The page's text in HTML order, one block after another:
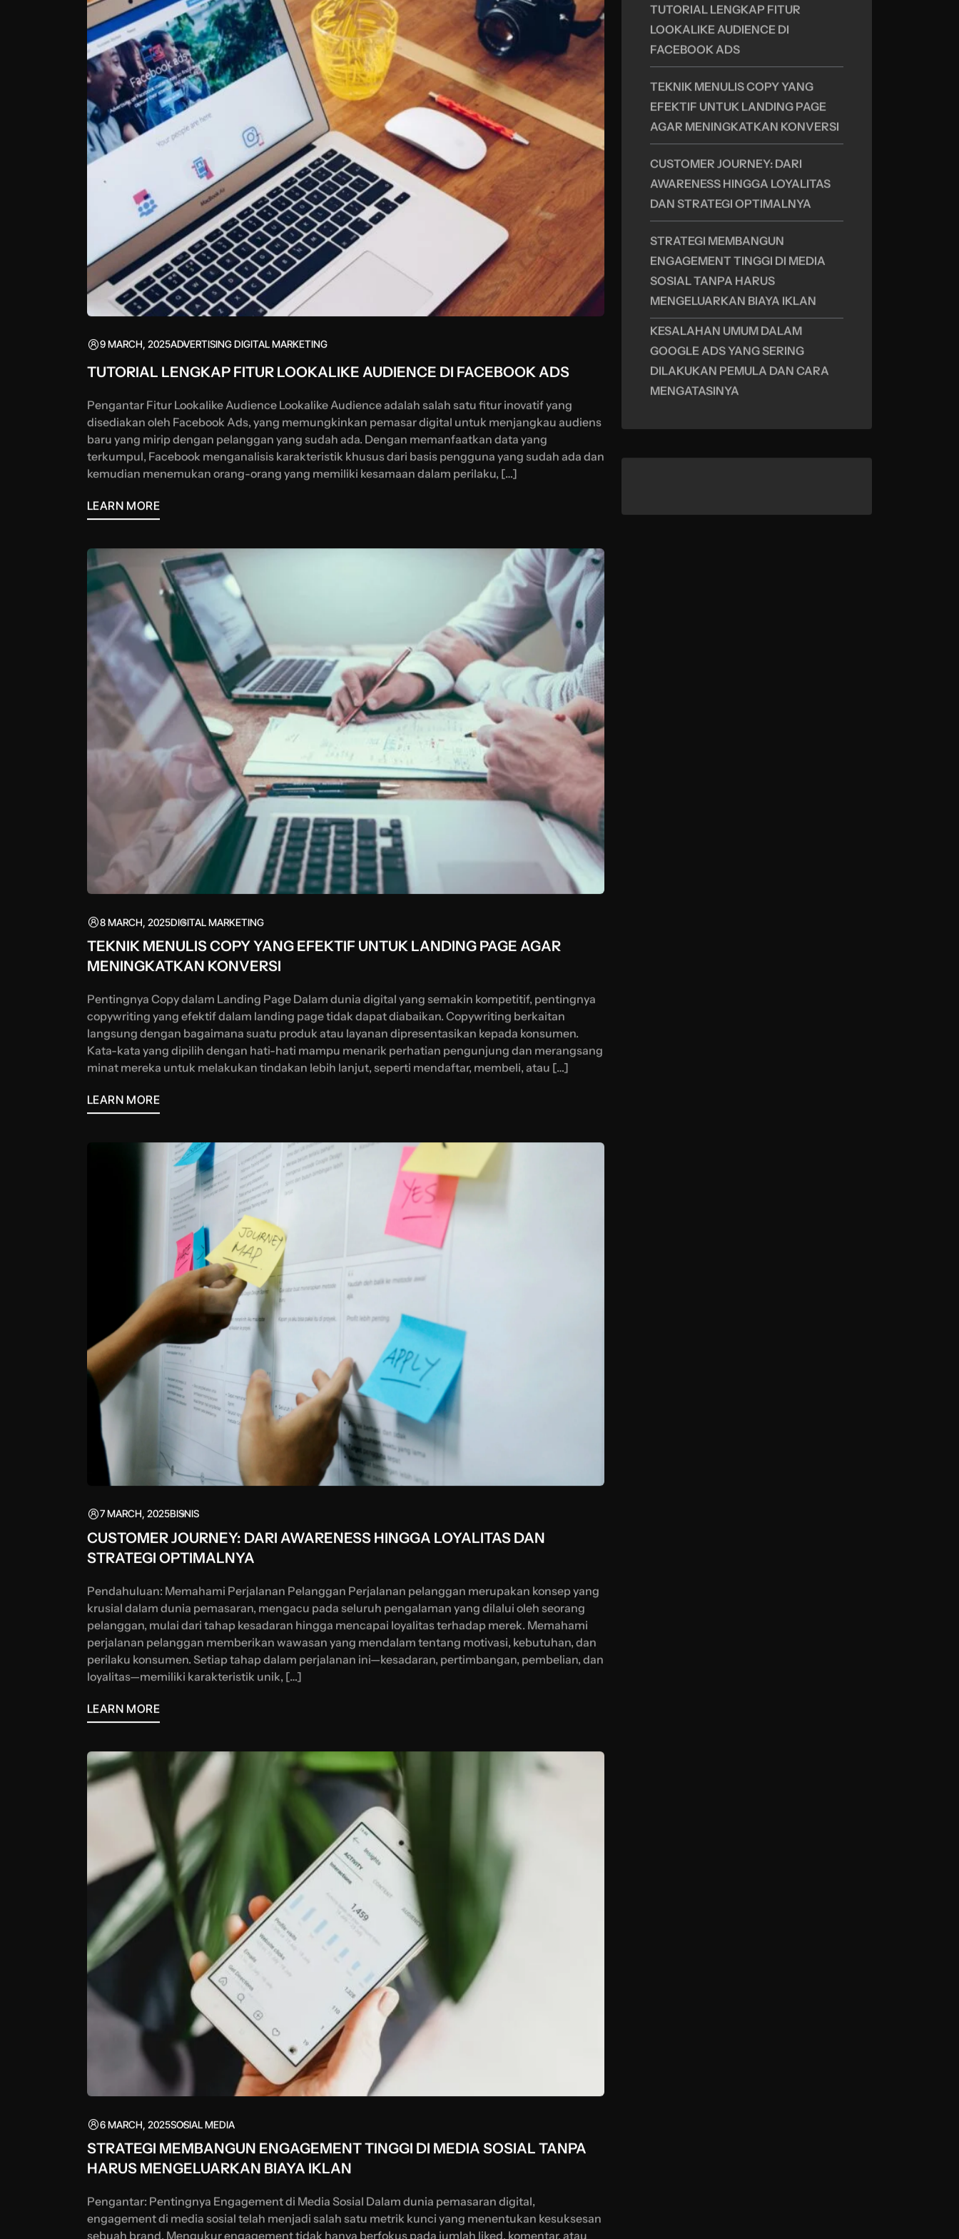
9 MARCH, 2025ADVERTISINGDIGITAL MARKETING
TUTORIAL LENGKAP FITUR LOOKALIKE AUDIENCE DI FACEBOOK ADS
Pengantar Fitur Lookalike Audience Lookalike Audience adalah salah satu fitur inovatif yang
disediakan oleh Facebook Ads, yang memungkinkan pemasar digital untuk menjangkau audiens
baru yang mirip dengan pelanggan yang sudah ada. Dengan memanfaatkan data yang
terkumpul, Facebook menganalisis karakteristik khusus dari basis pengguna yang sudah ada dan
kemudian menemukan orang-orang yang memiliki kesamaan dalam perilaku, […]
LEARN MORE
8 MARCH, 2025DIGITAL MARKETING
TEKNIK MENULIS COPY YANG EFEKTIF UNTUK LANDING PAGE AGAR
MENINGKATKAN KONVERSI
Pentingnya Copy dalam Landing Page Dalam dunia digital yang semakin kompetitif, pentingnya
copywriting yang efektif dalam landing page tidak dapat diabaikan. Copywriting berkaitan
langsung dengan bagaimana suatu produk atau layanan dipresentasikan kepada konsumen.
Kata-kata yang dipilih dengan hati-hati mampu menarik perhatian pengunjung dan merangsang
minat mereka untuk melakukan tindakan lebih lanjut, seperti mendaftar, membeli, atau […]
LEARN MORE
7 MARCH, 2025BISNIS
CUSTOMER JOURNEY: DARI AWARENESS HINGGA LOYALITAS DAN
STRATEGI OPTIMALNYA
Pendahuluan: Memahami Perjalanan Pelanggan Perjalanan pelanggan merupakan konsep yang
krusial dalam dunia pemasaran, mengacu pada seluruh pengalaman yang dilalui oleh seorang
pelanggan, mulai dari tahap kesadaran hingga mencapai loyalitas terhadap merek. Memahami
perjalanan pelanggan memberikan wawasan yang mendalam tentang motivasi, kebutuhan, dan
perilaku konsumen. Setiap tahap dalam perjalanan ini—kesadaran, pertimbangan, pembelian, dan
loyalitas—memiliki karakteristik unik, […]
LEARN MORE
6 MARCH, 2025SOSIAL MEDIA
STRATEGI MEMBANGUN ENGAGEMENT TINGGI DI MEDIA SOSIAL TANPA
HARUS MENGELUARKAN BIAYA IKLAN
Pengantar: Pentingnya Engagement di Media Sosial Dalam dunia pemasaran digital,
engagement di media sosial telah menjadi salah satu metrik kunci yang menentukan kesuksesan
TUTORIAL LENGKAP FITUR
LOOKALIKE AUDIENCE DI
FACEBOOK ADS
TEKNIK MENULIS COPY YANG
EFEKTIF UNTUK LANDING PAGE
AGAR MENINGKATKAN KONVERSI
CUSTOMER JOURNEY: DARI
AWARENESS HINGGA LOYALITAS
DAN STRATEGI OPTIMALNYA
STRATEGI MEMBANGUN
ENGAGEMENT TINGGI DI MEDIA
SOSIAL TANPA HARUS
MENGELUARKAN BIAYA IKLAN
KESALAHAN UMUM DALAM
GOOGLE ADS YANG SERING
DILAKUKAN PEMULA DAN CARA
MENGATASINYA